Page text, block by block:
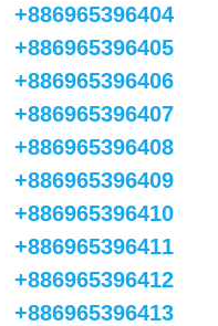
+886965396404
+886965396405
+886965396406
+886965396407
+886965396408
+886965396409
+886965396410
+886965396411
+886965396412
+886965396413